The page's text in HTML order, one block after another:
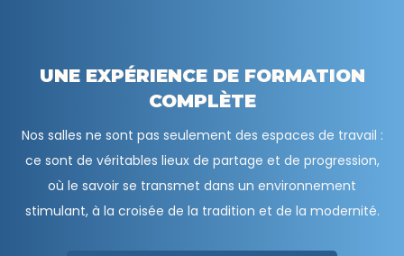
UNE EXPÉRIENCE DE FORMATION
COMPLÈTE
Nos salles ne sont pas seulement des espaces de travail :
ce sont de véritables lieux de partage et de progression,
où le savoir se transmet dans un environnement
stimulant, à la croisée de la tradition et de la modernité.